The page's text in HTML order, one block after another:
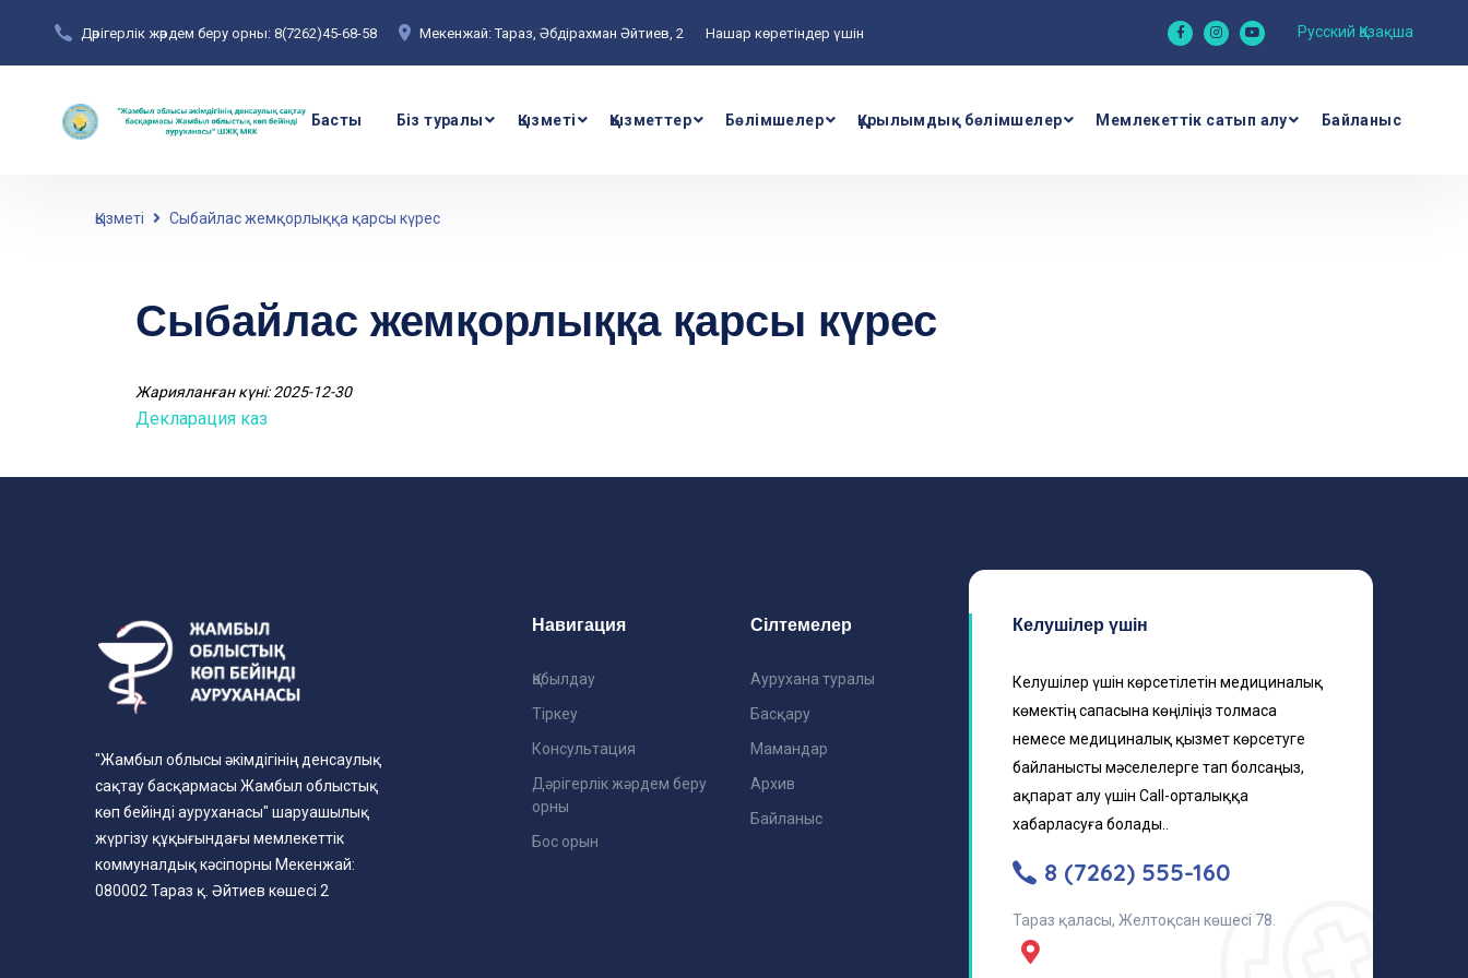
Дәрігерлік жәрдем беру орны: 8(7262)45-68-58 Мекенжай: Тараз, Әбдірахман Әйтиев, 2 Нашар көретіндер үшін Русский Қазақша
Басты Біз туралы Қызметі Қызметтер Бөлімшелер Құрылымдық бөлімшелер Мемлекеттік сатып алу Байланыс
Қызметі Сыбайлас жемқорлыққа қарсы күрес
Сыбайлас жемқорлыққа қарсы күрес
Жарияланған күні: 2025-12-30
Декларация каз
"Жамбыл облысы әкімдігінің денсаулық
сақтау басқармасы Жамбыл облыстық
көп бейінді ауруханасы" шаруашылық
жүргізу құқығындағы мемлекеттік
коммуналдық кәсіпорны Мекенжай:
080002 Тараз қ. Әйтиев көшесі 2
Навигация
Қабылдау
Тіркеу
Консультация
Дәрігерлік жәрдем беру
орны
Бос орын
Сілтемелер
Аурухана туралы
Басқару
Мамандар
Архив
Байланыс
Келушілер үшін
Келушілер үшін көрсетілетін медициналық
көмектің сапасына көңіліңіз толмаса
немесе медициналық қызмет көрсетуге
байланысты мәселелерге тап болсаңыз,
ақпарат алу үшін Call-орталыққа
хабарласуға болады..
8 (7262) 555-160
Тараз қаласы, Желтоқсан көшесі 78.